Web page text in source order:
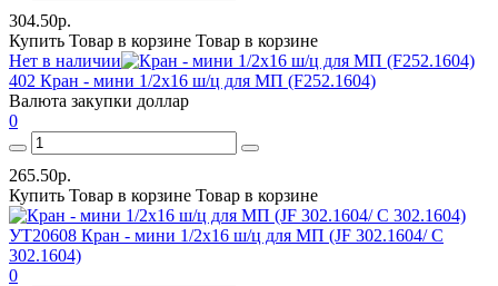
304.50р.
Купить Товар в корзине Товар в корзине
Нет в наличии
402 Кран - мини 1/2х16 ш/ц для МП (F252.1604)
Валюта закупки доллар
0
265.50р.
Купить Товар в корзине Товар в корзине
УТ20608 Кран - мини 1/2х16 ш/ц для МП (JF 302.1604/ С
302.1604)
0